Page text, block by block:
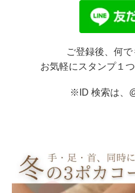
ご登録後、何で
お気軽にスタンプ１
※ID 検索は、